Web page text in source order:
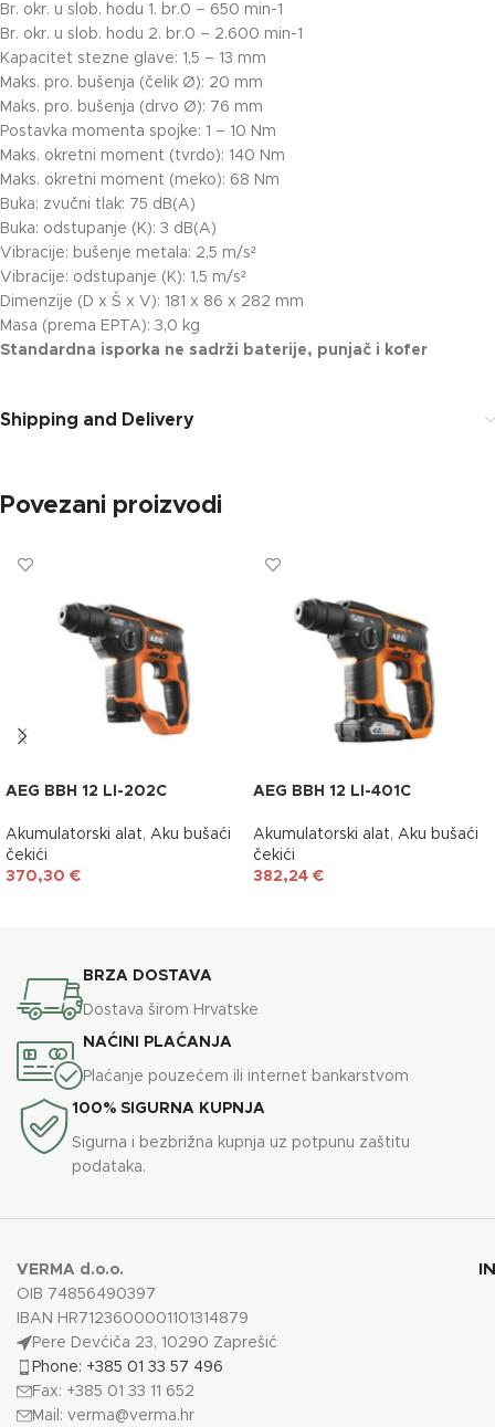
Br. okr. u slob. hodu 1. br.0 – 650 min-1
Br. okr. u slob. hodu 2. br.0 – 2.600 min-1
Kapacitet stezne glave: 1,5 – 13 mm
Maks. pro. bušenja (čelik Ø): 20 mm
Maks. pro. bušenja (drvo Ø): 76 mm
Postavka momenta spojke: 1 – 10 Nm
Maks. okretni moment (tvrdo): 140 Nm
Maks. okretni moment (meko): 68 Nm
Buka: zvučni tlak: 75 dB(A)
Buka: odstupanje (K): 3 dB(A)
Vibracije: bušenje metala: 2,5 m/s²
Vibracije: odstupanje (K): 1,5 m/s²
Dimenzije (D x Š x V): 181 x 86 x 282 mm
Masa (prema EPTA): 3,0 kg
Standardna isporka ne sadrži baterije, punjač i kofer
Shipping and Delivery
Povezani proizvodi
AEG BBH 12 LI-202C
Akumulatorski alat, Aku bušaći
čekići
370,30 €
AEG BBH 12 LI-401C
Akumulatorski alat, Aku bušaći
čekići
382,24 €
BRZA DOSTAVA
Dostava širom Hrvatske
NAĆINI PLAĆANJA
Plaćanje pouzećem ili internet bankarstvom
100% SIGURNA KUPNJA
Sigurna i bezbrižna kupnja uz potpunu zaštitu
podataka.
VERMA d.o.o.
OIB 74856490397
IBAN HR7123600001101314879
Pere Devćiča 23, 10290 Zaprešić
Phone: +385 01 33 57 496
Fax: +385 01 33 11 652
Mail: verma@verma.hr